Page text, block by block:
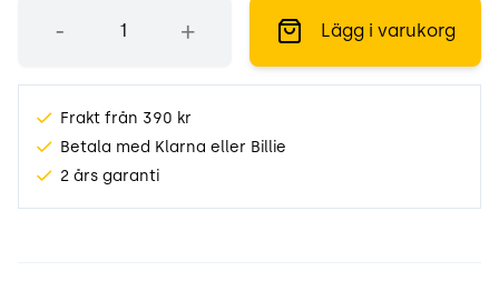
- + Lägg i varukorg
Frakt från 390 kr
Betala med Klarna eller Billie
2 års garanti